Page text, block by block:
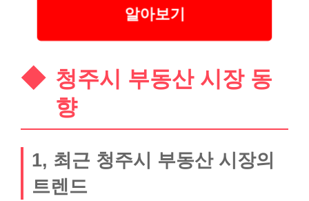
알아보기
청주시 부동산 시장 동
향
1, 최근 청주시 부동산 시장의
트렌드